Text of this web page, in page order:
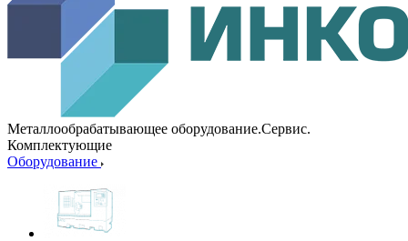
Металлообрабатывающее оборудование.Сервис.
Комплектующие
Оборудование